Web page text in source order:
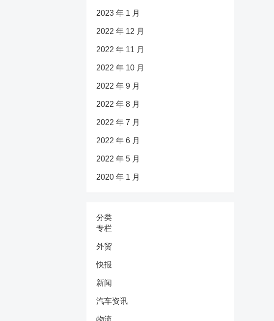
2023 年 1 月
2022 年 12 月
2022 年 11 月
2022 年 10 月
2022 年 9 月
2022 年 8 月
2022 年 7 月
2022 年 6 月
2022 年 5 月
2020 年 1 月
分类
专栏
外贸
快报
新闻
汽车资讯
物流